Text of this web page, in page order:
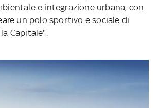
e integrazione urbana, con
un polo sportivo e sociale di
Capitale".